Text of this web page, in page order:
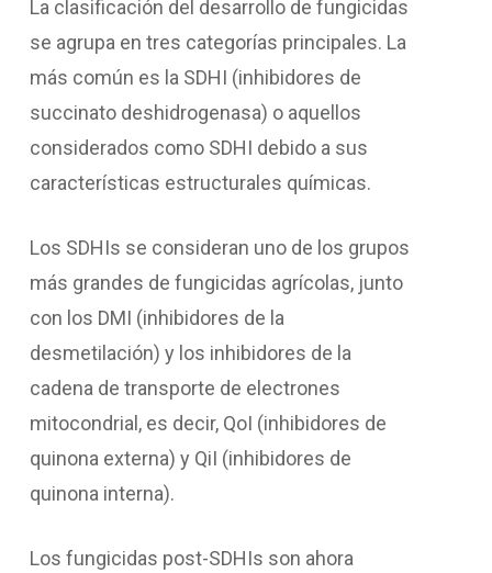
La clasificación del desarrollo de fungicidas
se agrupa en tres categorías principales. La
más común es la SDHI (inhibidores de
succinato deshidrogenasa) o aquellos
considerados como SDHI debido a sus
características estructurales químicas.
Los SDHIs se consideran uno de los grupos
más grandes de fungicidas agrícolas, junto
con los DMI (inhibidores de la
desmetilación) y los inhibidores de la
cadena de transporte de electrones
mitocondrial, es decir, QoI (inhibidores de
quinona externa) y QiI (inhibidores de
quinona interna).
Los fungicidas post-SDHIs son ahora